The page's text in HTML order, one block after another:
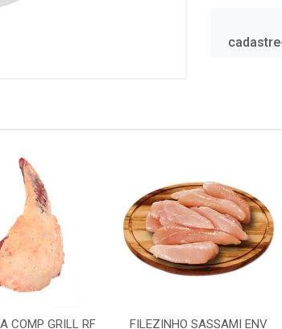
COMP GRILL RF
FILEZINHO SASSAMI ENV